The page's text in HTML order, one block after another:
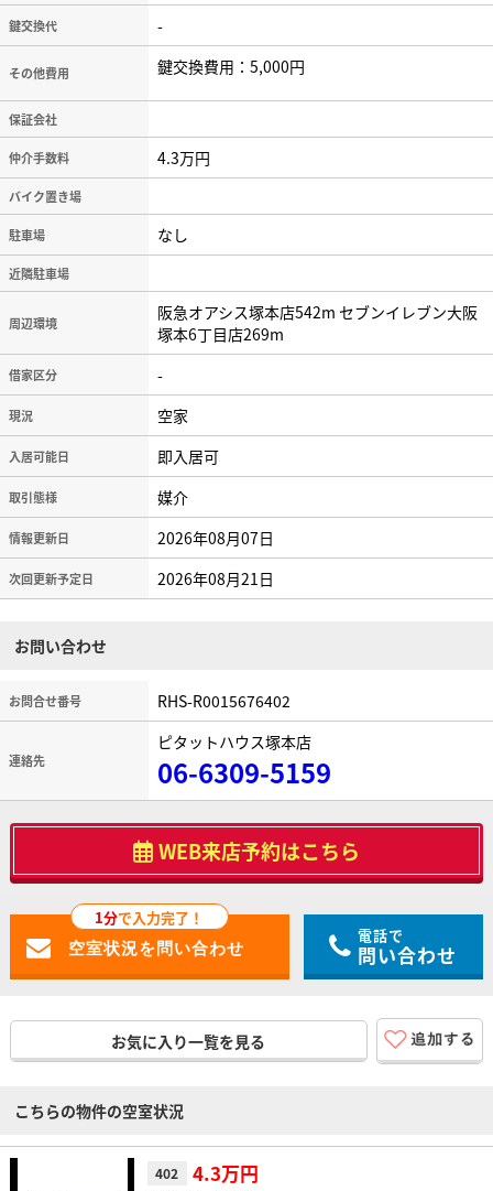
鍵交換代 -
その他費用 鍵交換費用：5,000円
保証会社
仲介手数料 4.3万円
バイク置き場
駐車場 なし
近隣駐車場
周辺環境
阪急オアシス塚本店542m セブンイレブン大阪
塚本6丁目店269m
借家区分 -
現況 空家
入居可能日 即入居可
取引態様 媒介
情報更新日 2026年08月07日
次回更新予定日 2026年08月21日
お問い合わせ
お問合せ番号 RHS-R0015676402
連絡先
ピタットハウス塚本店
06-6309-5159
WEB来店予約はこちら
1分で入力完了！
電話で
問い合わせ
お気に入り一覧を見る
こちらの物件の空室状況
402 4.3万円